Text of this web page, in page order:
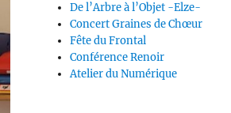
De l’Arbre à l’Objet -Elze-
Concert Graines de Chœur
Fête du Frontal
Conférence Renoir
Atelier du Numérique